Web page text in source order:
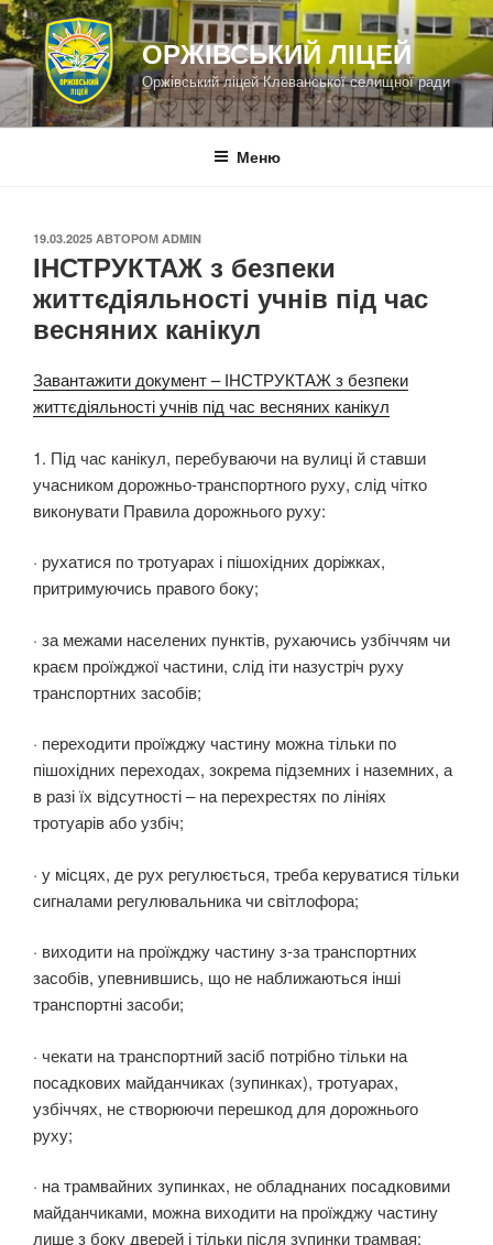
Перейти
до
вмісту
ОРЖІВСЬКИЙ ЛІЦЕЙ
Оржівський ліцей Клеванської селищної ради
Меню
ОПУБЛІКОВАНО
19.03.2025 АВТОРОМ ADMIN
ІНСТРУКТАЖ з безпеки
життєдіяльності учнів під час
весняних канікул
Завантажити документ – ІНСТРУКТАЖ з безпеки
життєдіяльності учнів під час весняних канікул
1. Під час канікул, перебуваючи на вулиці й ставши
учасником дорожньо-транспортного руху, слід чітко
виконувати Правила дорожнього руху:
· рухатися по тротуарах і пішохідних доріжках,
притримуючись правого боку;
· за межами населених пунктів, рухаючись узбіччям чи
краєм проїжджої частини, слід іти назустріч руху
транспортних засобів;
· переходити проїжджу частину можна тільки по
пішохідних переходах, зокрема підземних і наземних, а
в разі їх відсутності – на перехрестях по лініях
тротуарів або узбіч;
· у місцях, де рух регулюється, треба керуватися тільки
сигналами регулювальника чи світлофора;
· виходити на проїжджу частину з-за транспортних
засобів, упевнившись, що не наближаються інші
транспортні засоби;
· чекати на транспортний засіб потрібно тільки на
посадкових майданчиках (зупинках), тротуарах,
узбіччях, не створюючи перешкод для дорожнього
руху;
· на трамвайних зупинках, не обладнаних посадковими
майданчиками, можна виходити на проїжджу частину
лише з боку дверей і тільки після зупинки трамвая;